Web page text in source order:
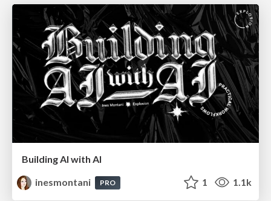
Building AI with AI
inesmontani
PRO 1 1.1k